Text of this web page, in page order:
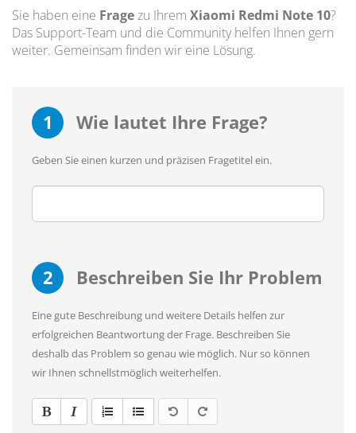
Sie haben eine Fragezu Ihrem Xiaomi Redmi Note 10?
Das Support-Team und die Community helfen Ihnen gern
weiter. Gemeinsam finden wir eine Lösung.
1 Wie lautet Ihre Frage?
Geben Sie einen kurzen und präzisen Fragetitel ein.
2 Beschreiben Sie Ihr Problem
Eine gute Beschreibung und weitere Details helfen zur
erfolgreichen Beantwortung der Frage. Beschreiben Sie
deshalb das Problem so genau wie möglich. Nur so können
wir Ihnen schnellstmöglich weiterhelfen.